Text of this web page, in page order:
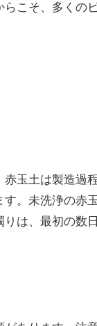
らこそ、多くの
赤玉土は製造過
す。未洗浄の赤
りは、最初の数